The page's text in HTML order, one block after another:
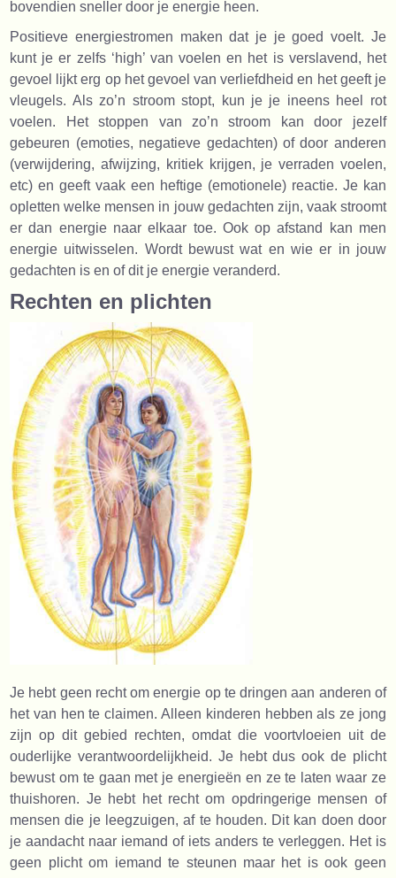
bovendien sneller door je energie heen.
Positieve energiestromen maken dat je je goed voelt. Je
kunt je er zelfs ‘high’ van voelen en het is verslavend, het
gevoel lijkt erg op het gevoel van verliefdheid en het geeft je
vleugels. Als zo’n stroom stopt, kun je je ineens heel rot
voelen. Het stoppen van zo’n stroom kan door jezelf
gebeuren (emoties, negatieve gedachten) of door anderen
(verwijdering, afwijzing, kritiek krijgen, je verraden voelen,
etc) en geeft vaak een heftige (emotionele) reactie. Je kan
opletten welke mensen in jouw gedachten zijn, vaak stroomt
er dan energie naar elkaar toe. Ook op afstand kan men
energie uitwisselen. Wordt bewust wat en wie er in jouw
gedachten is en of dit je energie veranderd.
Rechten en plichten
Je hebt geen recht om energie op te dringen aan anderen of
het van hen te claimen. Alleen kinderen hebben als ze jong
zijn op dit gebied rechten, omdat die voortvloeien uit de
ouderlijke verantwoordelijkheid. Je hebt dus ook de plicht
bewust om te gaan met je energieën en ze te laten waar ze
thuishoren. Je hebt het recht om opdringerige mensen of
mensen die je leegzuigen, af te houden. Dit kan doen door
je aandacht naar iemand of iets anders te verleggen. Het is
geen plicht om iemand te steunen maar het is ook geen